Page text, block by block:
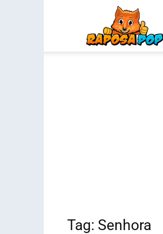
Tag: Senhora